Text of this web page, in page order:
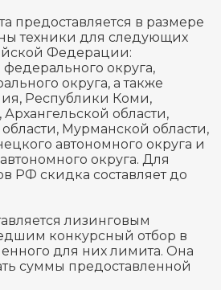
предоставляется в размере
техники для следующих
Федерации:
округа,
округа, а также
Республики Коми,
области,
Мурманской области,
автономного округа и
округа. Для
РФ скидка составляет до
лизинговым
конкурсный отбор в
для них лимита. Она
суммы предоставленной